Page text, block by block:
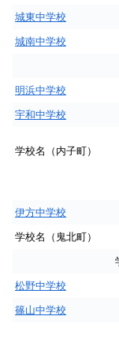
城東中学校
城南中学校
明浜中学校
宇和中学校
学校名（内子町）
伊方中学校
学校名（鬼北町）
松野中学校
篠山中学校